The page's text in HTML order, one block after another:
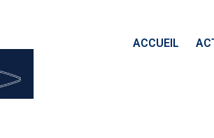
ACCUEIL